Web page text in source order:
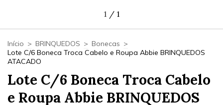
1 / 1
Início > BRINQUEDOS > Bonecas >
Lote C/6 Boneca Troca Cabelo e Roupa Abbie BRINQUEDOS
ATACADO
Lote C/6 Boneca Troca Cabelo
e Roupa Abbie BRINQUEDOS